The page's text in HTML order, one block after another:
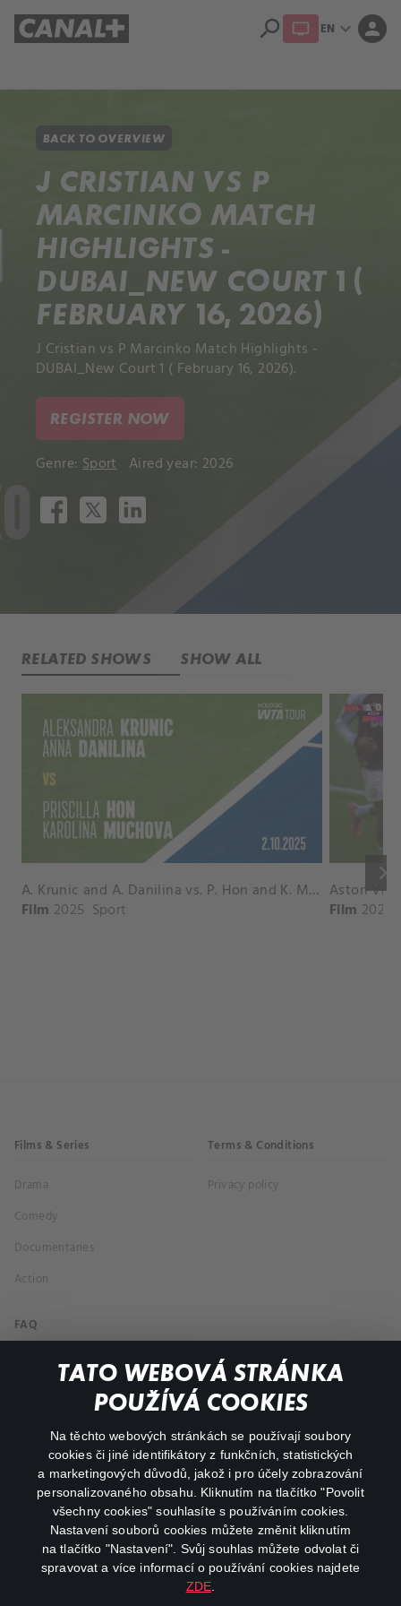
TATO WEBOVÁ STRÁNKA
POUŽÍVÁ COOKIES
Na těchto webových stránkách se používají soubory
cookies či jiné identifikátory z funkčních, statistických
a marketingových důvodů, jakož i pro účely zobrazování
personalizovaného obsahu. Kliknutím na tlačítko "Povolit
všechny cookies" souhlasíte s používáním cookies.
Nastavení souborů cookies můžete změnit kliknutím
na tlačítko "Nastavení". Svůj souhlas můžete odvolat či
spravovat a více informací o používání cookies najdete
ZDE
search EN expand_more person
BACK TO OVERVIEW
J CRISTIAN VS P
MARCINKO MATCH
HIGHLIGHTS -
DUBAI_NEW COURT 1 (
FEBRUARY 16, 2026)
J Cristian vs P Marcinko Match Highlights -
DUBAI_New Court 1 ( February 16, 2026).
REGISTER NOW
Genre: Sport Aired year: 2026
RELATED SHOWS SHOW ALL
keyboard_arrow_right
A. Krunic and A. Danilina vs. P. Hon and K. Muchova Match Highlights - BEIJING_Capital Group Diamond ( October 02, 2025)
Film 2025 Sport Film 2026
Films & Series
Drama
Comedy
Documentaries
Action
Terms & Conditions
Privacy policy
FAQ
My profile
facebookinstagram
youtube